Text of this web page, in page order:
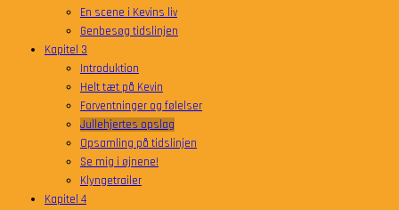
En scene i Kevins liv
Genbesøg tidslinjen
Kapitel 3
Introduktion
Helt tæt på Kevin
Forventninger og følelser
Jullehjertes opslag
Opsamling på tidslinjen
Se mig i øjnene!
Klyngetrailer
Kapitel 4